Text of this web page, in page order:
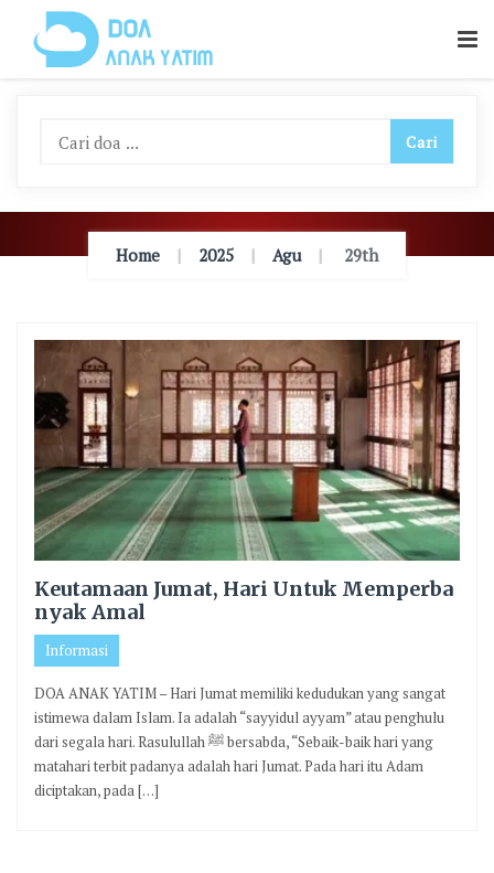
Content
Home 2025 Agu 29th
Keutamaan Jumat, Hari Untuk Memperba
nyak Amal
Informasi
DOA ANAK YATIM – Hari Jumat memiliki kedudukan yang sangat
istimewa dalam Islam. Ia adalah “sayyidul ayyam” atau penghulu
dari segala hari. Rasulullah ﷺ bersabda, “Sebaik-baik hari yang
matahari terbit padanya adalah hari Jumat. Pada hari itu Adam
diciptakan, pada […]